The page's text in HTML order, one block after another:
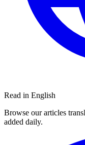
Read in English
Browse our articles
added daily.